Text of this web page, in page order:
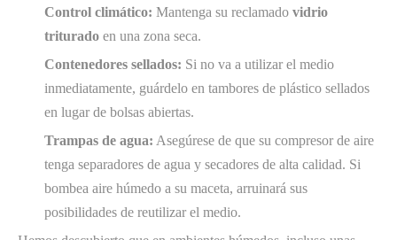
Control climático: Mantenga su reclamado vidrio
triturado en una zona seca.
Contenedores sellados: Si no va a utilizar el medio
inmediatamente, guárdelo en tambores de plástico sellados
en lugar de bolsas abiertas.
Trampas de agua: Asegúrese de que su compresor de aire
tenga separadores de agua y secadores de alta calidad. Si
bombea aire húmedo a su maceta, arruinará sus
posibilidades de reutilizar el medio.